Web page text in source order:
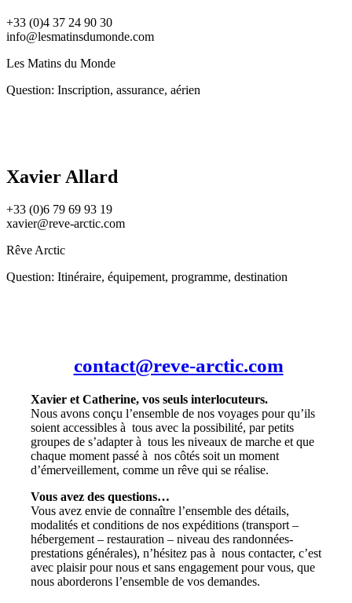
+33 (0)4 37 24 90 30
info@lesmatinsdumonde.com
Les Matins du Monde
Question: Inscription, assurance, aérien
Xavier Allard
+33 (0)6 79 69 93 19
xavier@reve-arctic.com
Rêve Arctic
Question: Itinéraire, équipement, programme, destination
contact@reve-arctic.com
Xavier et Catherine, vos seuls interlocuteurs.
Nous avons conçu l’ensemble de nos voyages pour qu’ils
soient accessibles à tous avec la possibilité, par petits
groupes de s’adapter à tous les niveaux de marche et que
chaque moment passé à nos côtés soit un moment
d’émerveillement, comme un rêve qui se réalise.
Vous avez des questions…
Vous avez envie de connaître l’ensemble des détails,
modalités et conditions de nos expéditions (transport –
hébergement – restauration – niveau des randonnées-
prestations générales), n’hésitez pas à nous contacter, c’est
avec plaisir pour nous et sans engagement pour vous, que
nous aborderons l’ensemble de vos demandes.